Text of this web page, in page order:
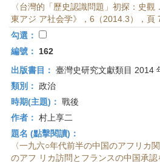
〈台灣的「歷史認識問題」初探：史
東アジ ア社会学》，6（2014.3），頁
勾選：
編號：
162
出版書目： 臺灣史研究文獻類目 2014
類別： 政治
時期(主題)： 戰後
作者： 村上享二
題名 (點擊閱讀)：
〈一九六○年代前半の中国のアフリカ
のアフ リカ訪問とフランスの中国承認